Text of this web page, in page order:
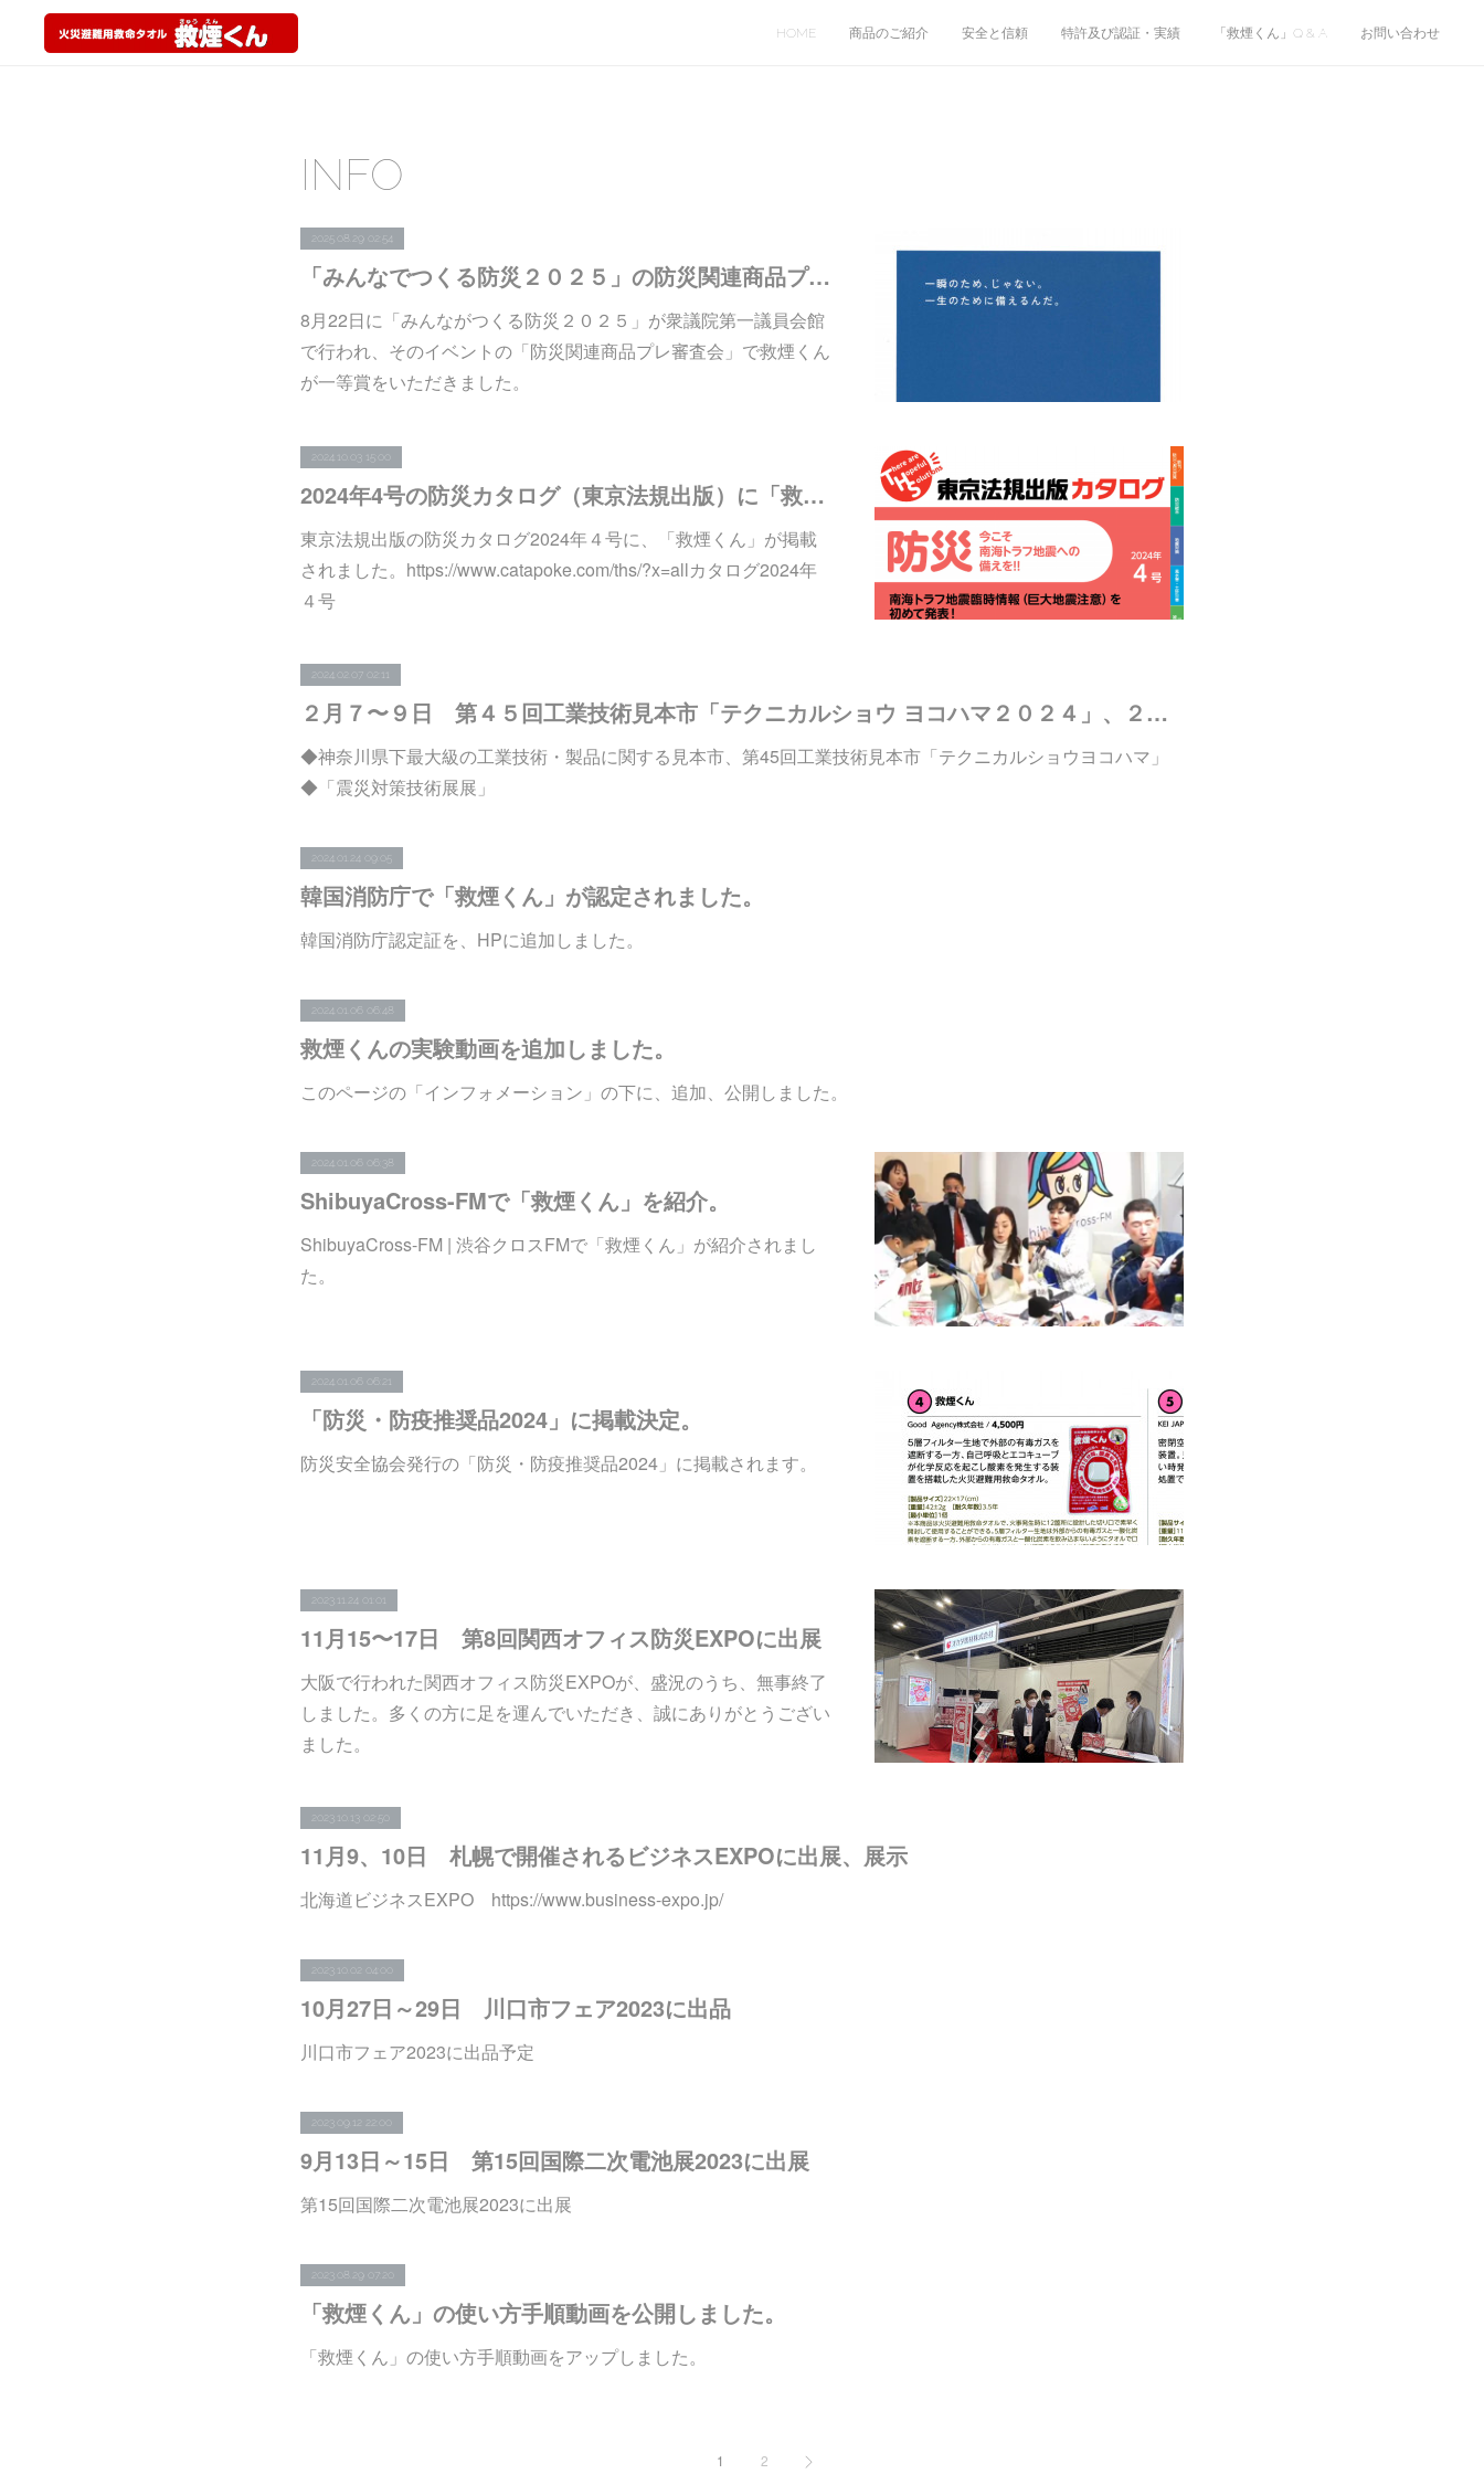
HOME 商品のご紹介 安全と信頼 特許及び認証・実績 「救煙くん」Q & A お問い合わせ
INFO
2025.08.29 02:54
「みんなでつくる防災２０２５」の防災関連商品プレ審査会で、一等賞を取りました。
8月22日に「みんながつくる防災２０２５」が衆議院第一議員会館
で行われ、そのイベントの「防災関連商品プレ審査会」で救煙くん
が一等賞をいただきました。
2024.10.03 15:00
2024年4号の防災カタログ（東京法規出版）に「救煙くん」が掲載されました。
東京法規出版の防災カタログ2024年４号に、「救煙くん」が掲載
されました。https://www.catapoke.com/ths/?x=allカタログ2024年
４号
2024.02.07 02:11
２月７〜９日 第４５回工業技術見本市「テクニカルショウ ヨコハマ２０２４」、２月８〜９日 「震災対策技術展」、２ヶ所に出展
◆神奈川県下最大級の工業技術・製品に関する見本市、第45回工業技術見本市「テクニカルショウヨコハマ」
◆「震災対策技術展展」
2024.01.24 09:05
韓国消防庁で「救煙くん」が認定されました。
韓国消防庁認定証を、HPに追加しました。
2024.01.06 06:48
救煙くんの実験動画を追加しました。
このページの「インフォメーション」の下に、追加、公開しました。
2024.01.06 06:38
ShibuyaCross-FMで「救煙くん」を紹介。
ShibuyaCross-FM | 渋谷クロスFMで「救煙くん」が紹介されまし
た。
2024.01.06 06:21
「防災・防疫推奨品2024」に掲載決定。
防災安全協会発行の「防災・防疫推奨品2024」に掲載されます。
2023.11.24 01:01
11月15〜17日 第8回関西オフィス防災EXPOに出展
大阪で行われた関西オフィス防災EXPOが、盛況のうち、無事終了
しました。多くの方に足を運んでいただき、誠にありがとうござい
ました。
2023.10.13 02:50
11月9、10日 札幌で開催されるビジネスEXPOに出展、展示
北海道ビジネスEXPO https://www.business-expo.jp/
2023.10.02 04:00
10月27日～29日 川口市フェア2023に出品
川口市フェア2023に出品予定
2023.09.12 22:00
9月13日～15日 第15回国際二次電池展2023に出展
第15回国際二次電池展2023に出展
2023.08.29 07:20
「救煙くん」の使い方手順動画を公開しました。
「救煙くん」の使い方手順動画をアップしました。
1 2